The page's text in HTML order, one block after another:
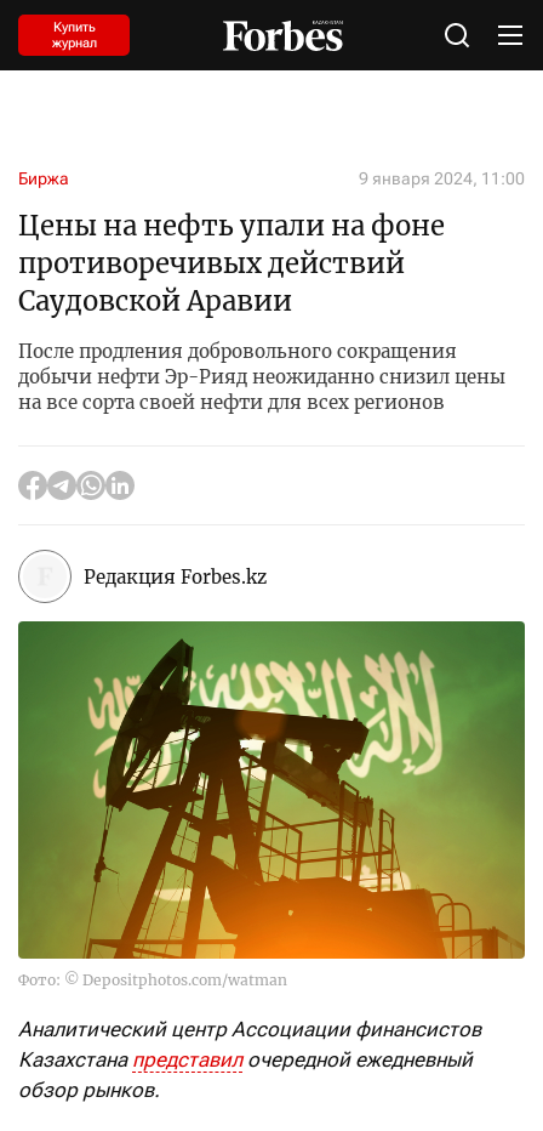
Купить
журнал
Биржа 9 января 2024, 11:00
Цены на нефть упали на фоне
противоречивых действий
Саудовской Аравии
После продления добровольного сокращения
добычи нефти Эр-Рияд неожиданно снизил цены
на все сорта своей нефти для всех регионов
Редакция Forbes.kz
Фото: © Depositphotos.com/watman
Аналитический центр Ассоциации финансистов
Казахстана представилочередной ежедневный
обзор рынков.